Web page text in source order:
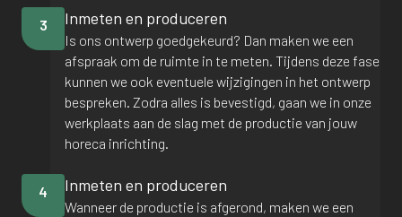
3 Inmeten en produceren
Is ons ontwerp goedgekeurd? Dan maken we een
afspraak om de ruimte in te meten. Tijdens deze fase
kunnen we ook eventuele wijzigingen in het ontwerp
bespreken. Zodra alles is bevestigd, gaan we in onze
werkplaats aan de slag met de productie van jouw
horeca inrichting.
4 Inmeten en produceren
Wanneer de productie is afgerond, maken we een